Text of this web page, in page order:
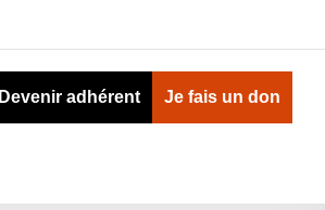
Devenir adhérent Je fais un don